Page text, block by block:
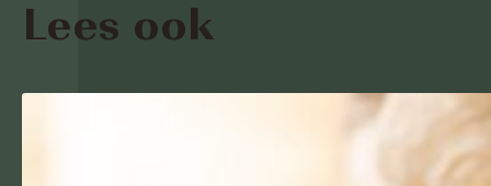
Lees ook